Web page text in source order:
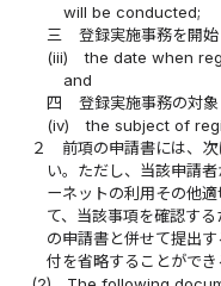
will be conducted;
三
登録実施事務を開
(iii)
the date when
and
四
登録実施事務の対象
(iv)
the subject of
２
前項の申請書には、
い。ただし、当該申請
ーネットの利用その他
て、当該事項を確認す
の申請書と併せて提出
付を省略することができ